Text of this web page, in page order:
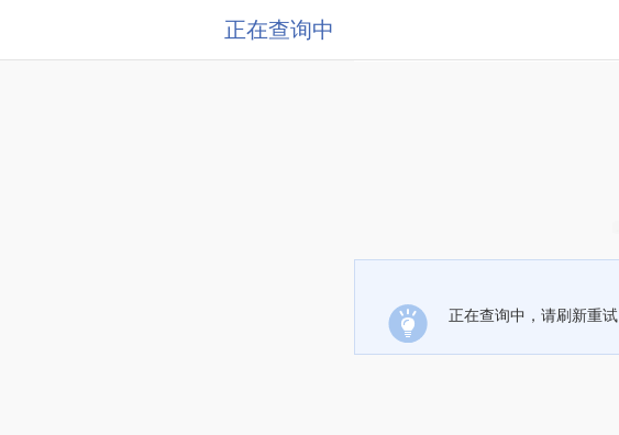
正在查询中
正在查询中，请刷新重试